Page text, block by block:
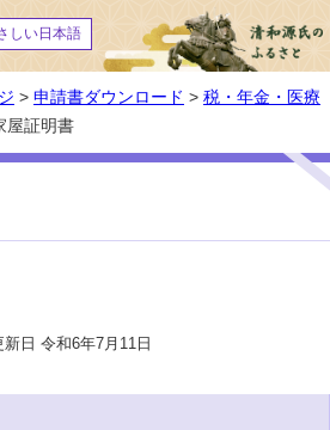
しい日本語
> 申請書ダウンロード > 税・年金・医療
屋証明書
日 令和6年7月11日